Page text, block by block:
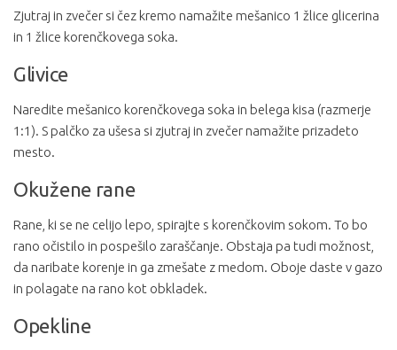
Zjutraj in zvečer si čez kremo namažite mešanico 1 žlice glicerina
in 1 žlice korenčkovega soka.
Glivice
Naredite mešanico korenčkovega soka in belega kisa (razmerje
1:1). S palčko za ušesa si zjutraj in zvečer namažite prizadeto
mesto.
Okužene rane
Rane, ki se ne celijo lepo, spirajte s korenčkovim sokom. To bo
rano očistilo in pospešilo zaraščanje. Obstaja pa tudi možnost,
da naribate korenje in ga zmešate z medom. Oboje daste v gazo
in polagate na rano kot obkladek.
Opekline